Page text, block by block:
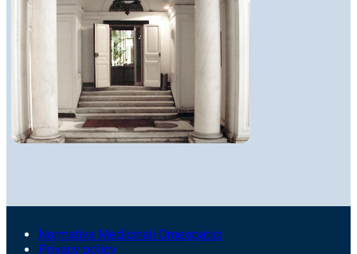
Normativa Medicinali Omeopatici
Privacy policy